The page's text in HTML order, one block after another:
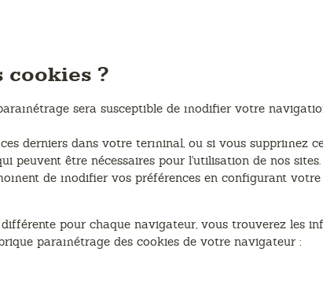
cookies ?
sera susceptible de modifier votre
derniers dans votre terminal, ou si vous supprimez
peuvent être nécessaires pour l'utilisation de nos sites.
de modifier vos préférences en configurant
pour chaque navigateur, vous trouverez les
paramétrage des cookies de votre navigateur :